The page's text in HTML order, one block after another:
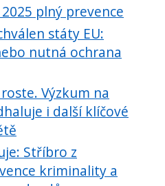
plný prevence
státy EU:
nutná ochrana
Výzkum na
i další klíčové
Stříbro z
kriminality a